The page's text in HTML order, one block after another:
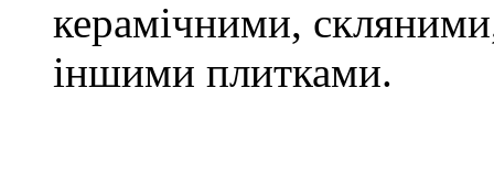
керамічними,
іншими плитками.